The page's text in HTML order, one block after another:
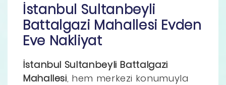
İstanbul Sultanbeyli
Battalgazi Mahallesi Evden
Eve Nakliyat
İstanbul Sultanbeyli Battalgazi
Mahallesi, hem merkezi konumuyla